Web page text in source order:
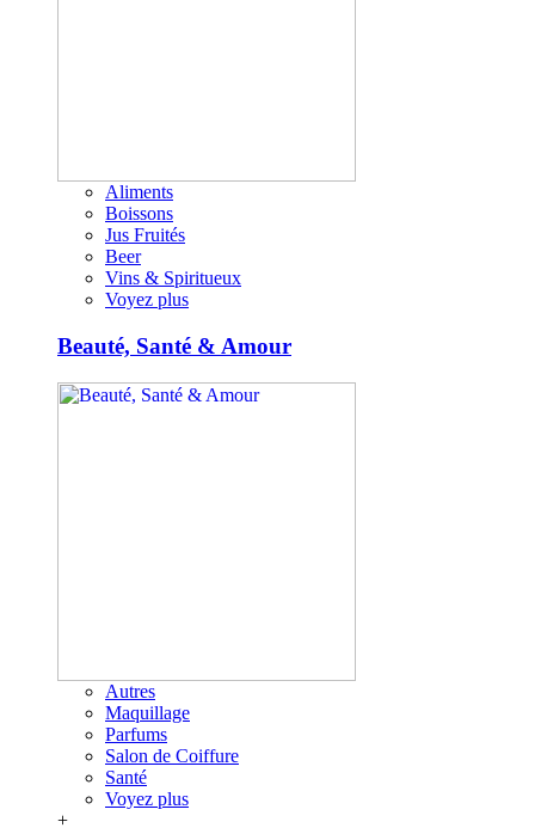
Aliments
Boissons
Jus Fruités
Beer
Vins & Spiritueux
Voyez plus
Beauté, Santé & Amour
Autres
Maquillage
Parfums
Salon de Coiffure
Santé
Voyez plus
+